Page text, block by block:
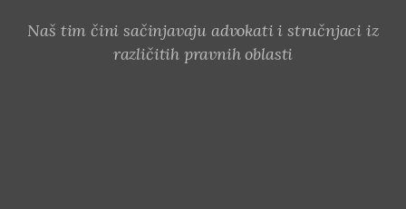
Naš tim čini sačinjavaju advokati i stručnjaci iz
različitih pravnih oblasti